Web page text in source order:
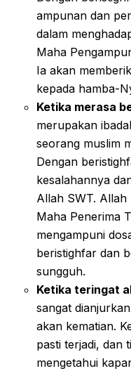
ampunan dan
dalam
Maha
Ia akan
kepada hamba-
Ketika merasa
merupakan
seorang muslim
Dengan
kesalahannya
Allah SWT.
Maha Penerima
mengampuni
beristighfar dan
sungguh.
Ketika teringat
sangat
akan kematian.
pasti terjadi, dan
mengetahui